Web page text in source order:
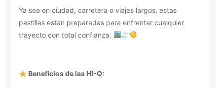
Ya sea en ciudad, carretera o viajes largos, estas
pastillas están preparadas para enfrentar cualquier
trayecto con total confianza.
Beneficios de las HI-Q: